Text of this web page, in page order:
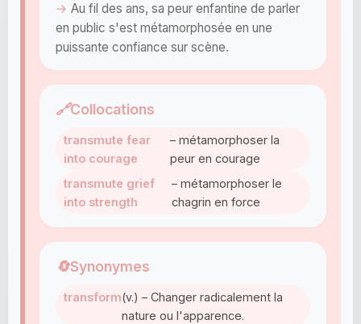
Au fil des ans, sa peur enfantine de parler
en public s'est métamorphosée en une
puissante confiance sur scène.
🔗Collocations
transmute fear
into courage
– métamorphoser la
peur en courage
transmute grief
into strength
– métamorphoser le
chagrin en force
🔄Synonymes
transform(v.) – Changer radicalement la
nature ou l'apparence.